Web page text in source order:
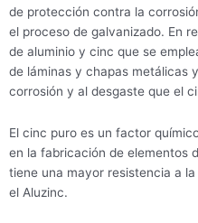
de protección contra la
el proceso de galvanizado. En
de aluminio y cinc que se
de láminas y chapas metálicas
corrosión y al desgaste que el
El cinc puro es un factor
en la fabricación de elementos
tiene una mayor resistencia a
el Aluzinc.